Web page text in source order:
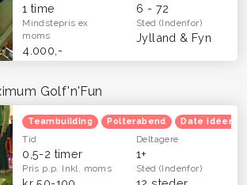
1 time 6 - 72
Mindstepris ex
moms
4.000,-
Sted(Indenfor)
Jylland & Fyn
Golf'n'Fun
Teambuilding Polterabend Date idéer
Tid
0,5-2 timer
Deltagere
1+
Pris p.p. Inkl. moms Sted(Indenfor)